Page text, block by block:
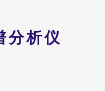
分析仪